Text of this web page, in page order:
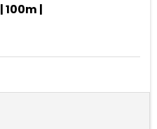
100m |